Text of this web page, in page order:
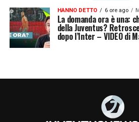
HANNO DETTO 6 ore ago
La domanda ora è una:
della Juventus?
dopo l’Inter – VIDEO di